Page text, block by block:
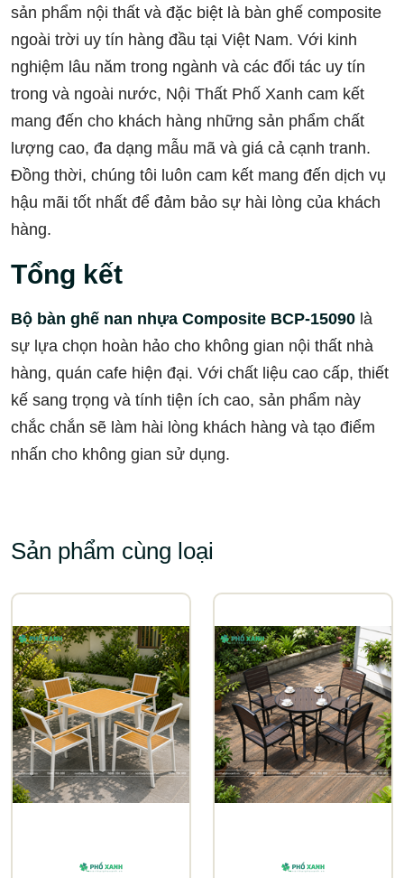
sản phẩm nội thất và đặc biệt là bàn ghế composite
ngoài trời uy tín hàng đầu tại Việt Nam. Với kinh
nghiệm lâu năm trong ngành và các đối tác uy tín
trong và ngoài nước, Nội Thất Phố Xanh cam kết
mang đến cho khách hàng những sản phẩm chất
lượng cao, đa dạng mẫu mã và giá cả cạnh tranh.
Đồng thời, chúng tôi luôn cam kết mang đến dịch vụ
hậu mãi tốt nhất để đảm bảo sự hài lòng của khách
hàng.
Tổng kết
Bộ bàn ghế nan nhựa Composite BCP-15090 là
sự lựa chọn hoàn hảo cho không gian nội thất nhà
hàng, quán cafe hiện đại. Với chất liệu cao cấp, thiết
kế sang trọng và tính tiện ích cao, sản phẩm này
chắc chắn sẽ làm hài lòng khách hàng và tạo điểm
nhấn cho không gian sử dụng.
Sản phẩm cùng loại